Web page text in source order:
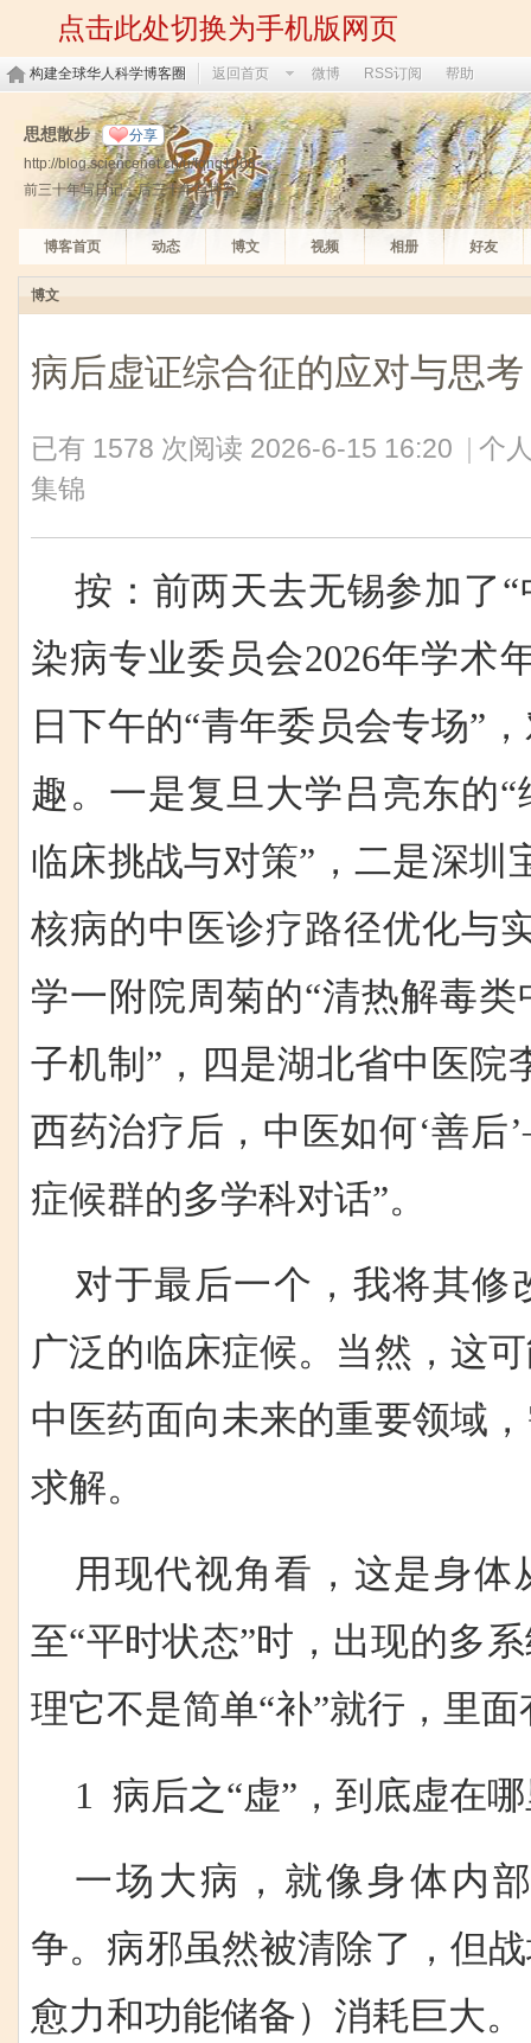
点击此处切换为手机版网页
构建全球华人科学博客圈 返回首页 微博 RSS订阅 帮助
思想散步 分享
http://blog.sciencenet.cn/u/fqng1008
前三十年写日记，后三十年写博客
博客首页 动态 博文 视频 相册 好友
博文
病后虚证综合征的应对与思考
已有 1578 次阅读 2026-6-15 16:20
个
集锦
按：前两天去无锡参加了
染病专业委员会2026年学术
日下午的“青年委员会专场”
趣。一是复旦大学吕亮东的
临床挑战与对策”，二是深圳
核病的中医诊疗路径优化与
学一附院周菊的“清热解毒
子机制”，四是湖北省中医院
西药治疗后，中医如何‘善
症候群的多学科对话”。
对于最后一个，我将其修
广泛的临床症候。当然，这
中医药面向未来的重要领域
求解。
用现代视角看，这是身体
至“平时状态”时，出现的多
理它不是简单“补”就行，里
1 病后之“虚”，到底虚在
一场大病，就像身体内
争。病邪虽然被清除了，但
愈力和功能储备）消耗巨大。